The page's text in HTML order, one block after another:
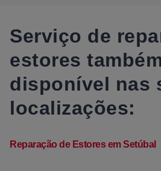
Serviço de
estores
disponível nas
localizações:
Reparação de Estores em Setúbal